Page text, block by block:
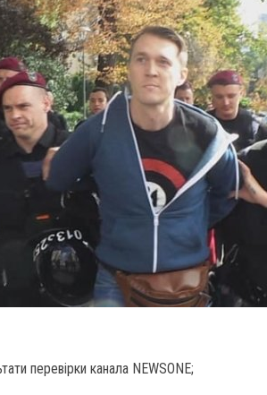
перевірки канала NEWSONE;